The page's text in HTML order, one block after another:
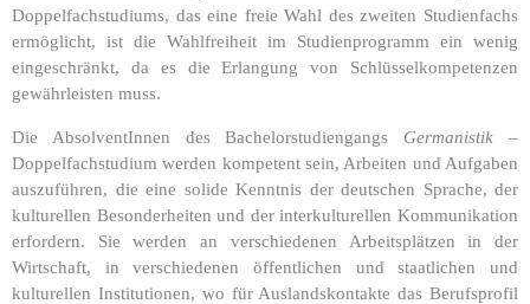
Doppelfachstudiums, das eine freie Wahl des zweiten Studienfachs
ermöglicht, ist die Wahlfreiheit im Studienprogramm ein wenig
eingeschränkt, da es die Erlangung von Schlüsselkompetenzen
gewährleisten muss.
Die AbsolventInnen des Bachelorstudiengangs Germanistik –
Doppelfachstudium werden kompetent sein, Arbeiten und Aufgaben
auszuführen, die eine solide Kenntnis der deutschen Sprache, der
kulturellen Besonderheiten und der interkulturellen Kommunikation
erfordern. Sie werden an verschiedenen Arbeitsplätzen in der
Wirtschaft, in verschiedenen öffentlichen und staatlichen und
kulturellen Institutionen, wo für Auslandskontakte das Berufsprofil